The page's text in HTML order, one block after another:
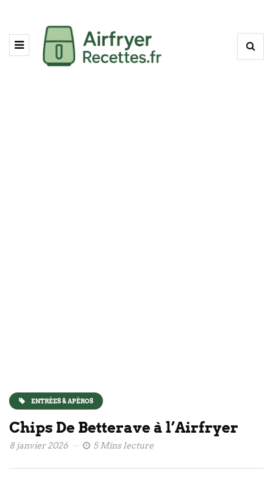
ENTRÉES & APÉROS
Chips De Betterave à l’Airfryer
8 janvier 2026 5 Mins lecture